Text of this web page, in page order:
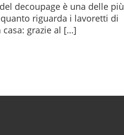
decoupage è una delle più
riguarda i lavoretti di
grazie al […]